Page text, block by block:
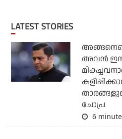
LATEST STORIES
അവന്‍
ചോപ്ര
6